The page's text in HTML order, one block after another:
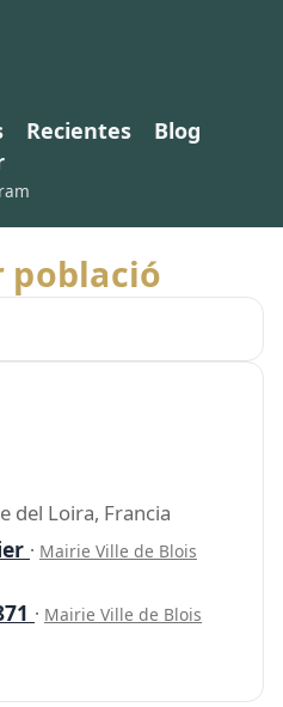
Recientes
Blog
població
del Loira, Francia
· Mairie Ville de Blois
· Mairie Ville de Blois